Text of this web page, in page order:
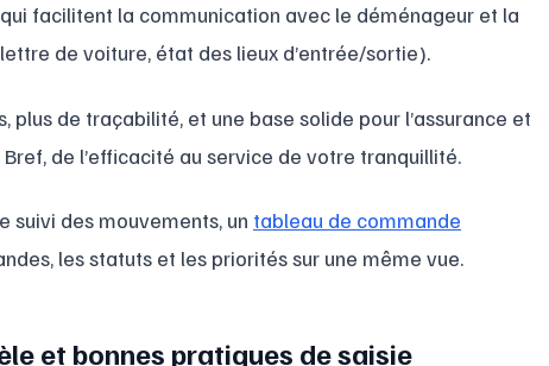
facilitent la communication avec le déménageur et la
de voiture, état des lieux d’entrée/sortie).
plus de traçabilité, et une base solide pour l’assurance et
de l’efficacité au service de votre tranquillité.
suivi des mouvements, un tableau de commande
les statuts et les priorités sur une même vue.
et bonnes pratiques de saisie